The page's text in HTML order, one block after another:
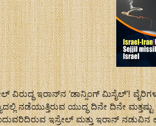
ವಿರುದ್ಧ ಇರಾನ್‌ನ ‘ಡಾನ್ಸಿಂಗ್ ಮಿಸೈಲ್’!
ನಡೆಯುತ್ತಿರುವ ಯುದ್ಧ ದಿನೇ ದಿನೇ
ಇಸ್ರೇಲ್ ಮತ್ತು ಇರಾನ್